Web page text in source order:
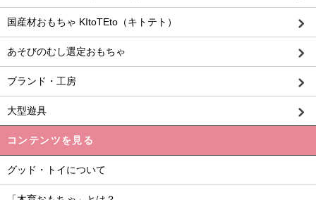
国産材おもちゃ KItoTEto（キトテト）
あそびのむし選定おもちゃ
ブランド・工房
大型遊具
コンテンツを見る
グッド・トイについて